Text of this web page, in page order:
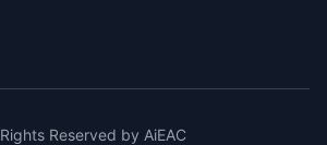
Reserved by AiEAC